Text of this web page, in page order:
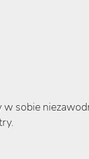
sobie